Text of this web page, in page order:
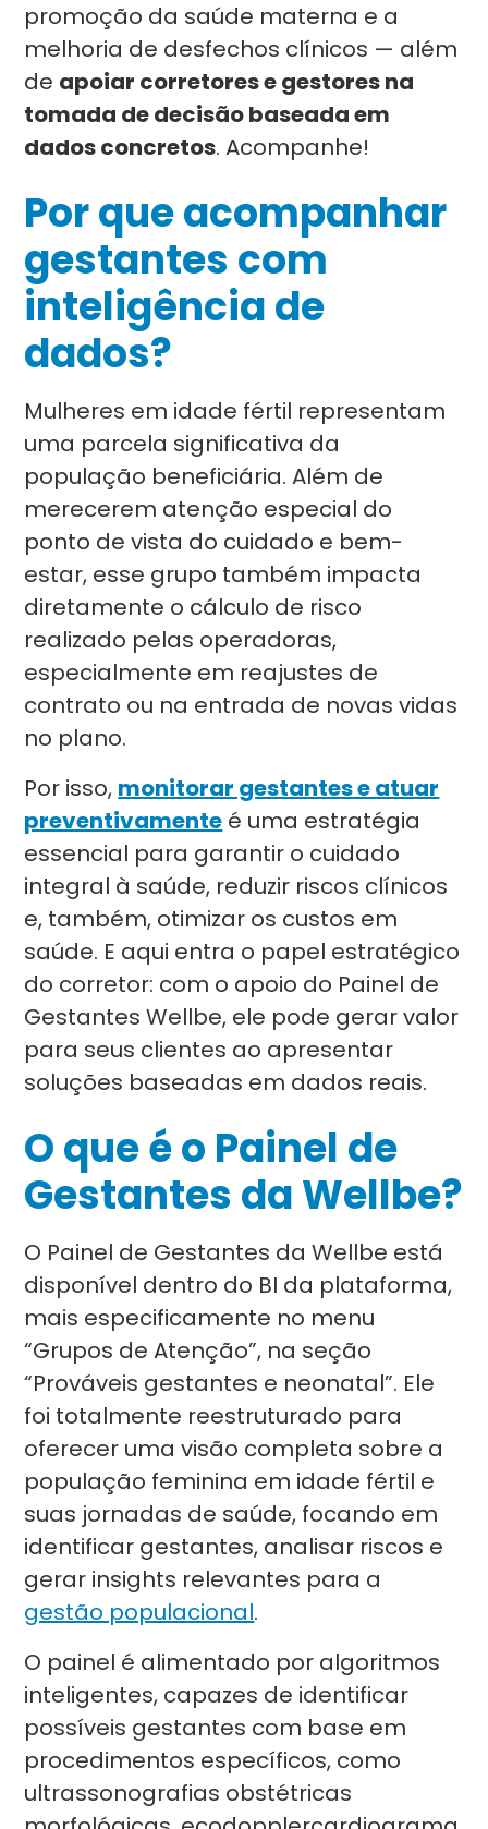
promoção da saúde materna e a
melhoria de desfechos clínicos — além
de apoiar corretores e gestores na
tomada de decisão baseada em
dados concretos. Acompanhe!
Por que acompanhar
gestantes com
inteligência de
dados?
Mulheres em idade fértil representam
uma parcela significativa da
população beneficiária. Além de
merecerem atenção especial do
ponto de vista do cuidado e bem-
estar, esse grupo também impacta
diretamente o cálculo de risco
realizado pelas operadoras,
especialmente em reajustes de
contrato ou na entrada de novas vidas
no plano.
Por isso, monitorar gestantes e atuar
preventivamente é uma estratégia
essencial para garantir o cuidado
integral à saúde, reduzir riscos clínicos
e, também, otimizar os custos em
saúde. E aqui entra o papel estratégico
do corretor: com o apoio do Painel de
Gestantes Wellbe, ele pode gerar valor
para seus clientes ao apresentar
soluções baseadas em dados reais.
O que é o Painel de
Gestantes da Wellbe?
O Painel de Gestantes da Wellbe está
disponível dentro do BI da plataforma,
mais especificamente no menu
“Grupos de Atenção”, na seção
“Prováveis gestantes e neonatal”. Ele
foi totalmente reestruturado para
oferecer uma visão completa sobre a
população feminina em idade fértil e
suas jornadas de saúde, focando em
identificar gestantes, analisar riscos e
gerar insights relevantes para a
gestão populacional.
O painel é alimentado por algoritmos
inteligentes, capazes de identificar
possíveis gestantes com base em
procedimentos específicos, como
ultrassonografias obstétricas